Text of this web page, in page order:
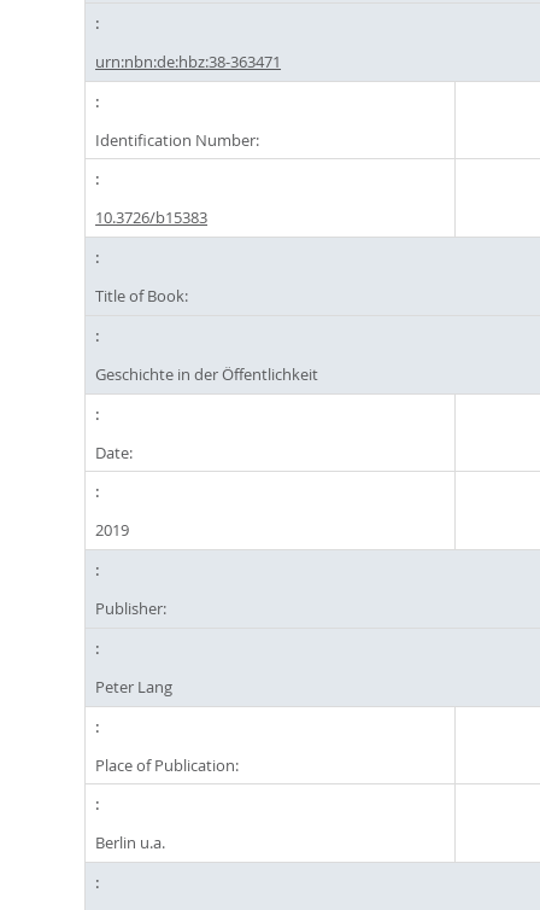
urn:nbn:de:hbz:38-363471
Identification Number:
10.3726/b15383
Title of Book:
Geschichte in der Öffentlichkeit
Date:
2019
Publisher:
Peter Lang
Place of Publication:
Berlin u.a.